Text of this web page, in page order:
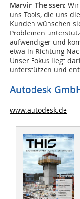
Marvin Theissen:
uns Tools, die uns
Kunden wünschen
Problemen
aufwendiger und
etwa in Richtung
Unser Fokus liegt
unterstützen und
Autodesk
www.autodesk.de